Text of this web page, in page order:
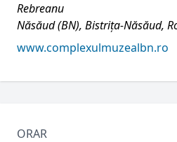
Rebreanu
Năsăud (BN), Bistrița-Năsăud,
www.complexulmuzealbn.ro
ORAR